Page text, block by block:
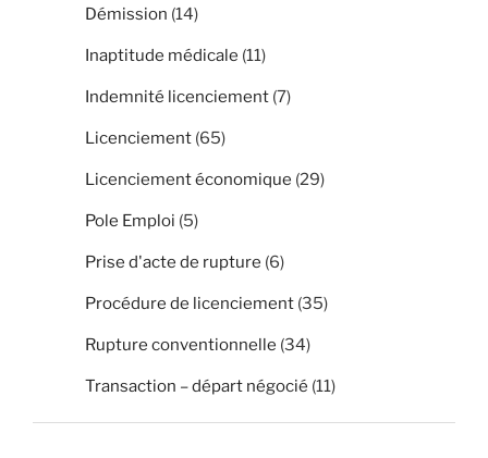
Démission (14)
Inaptitude médicale (11)
Indemnité licenciement (7)
Licenciement (65)
Licenciement économique (29)
Pole Emploi (5)
Prise d'acte de rupture (6)
Procédure de licenciement (35)
Rupture conventionnelle (34)
Transaction – départ négocié (11)